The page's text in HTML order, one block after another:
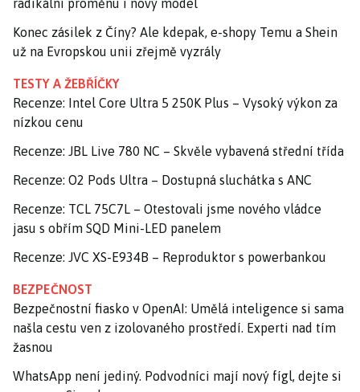
radikální proměnu i nový model
Konec zásilek z Číny? Ale kdepak, e-shopy Temu a Shein
už na Evropskou unii zřejmě vyzrály
TESTY A ŽEBŘÍČKY
Recenze: Intel Core Ultra 5 250K Plus – Vysoký výkon za
nízkou cenu
Recenze: JBL Live 780 NC – Skvěle vybavená střední třída
Recenze: O2 Pods Ultra – Dostupná sluchátka s ANC
Recenze: TCL 75C7L – Otestovali jsme nového vládce
jasu s obřím SQD Mini-LED panelem
Recenze: JVC XS-E934B – Reproduktor s powerbankou
BEZPEČNOST
Bezpečnostní fiasko v OpenAI: Umělá inteligence si sama
našla cestu ven z izolovaného prostředí. Experti nad tím
žasnou
WhatsApp není jediný. Podvodníci mají nový fígl, dejte si